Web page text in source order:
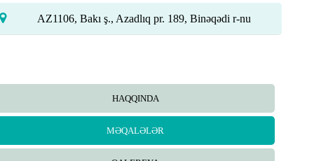
AZ1106, Bakı ş., Azadlıq pr. 189, Binəqədi r-nu
HAQQINDA
MƏQALƏLƏR